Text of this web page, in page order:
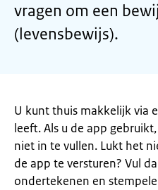
vragen om een
(levensbewijs).
U kunt thuis makkelijk via
leeft. Als u de app
niet in te vullen. Lukt het
de app te versturen? Vul
ondertekenen en